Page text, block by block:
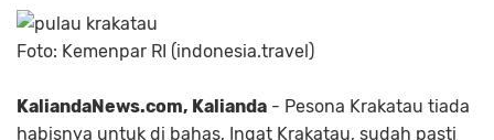
Foto: Kemenpar RI (indonesia.travel)
KaliandaNews.com, Kalianda - Pesona Krakatau tiada
habisnya untuk di bahas, Ingat Krakatau, sudah pasti